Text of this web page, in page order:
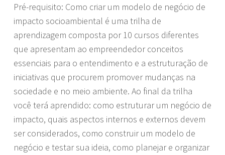
Pré-requisito: Como criar um modelo de negócio de
impacto socioambiental é uma trilha de
aprendizagem composta por 10 cursos diferentes
que apresentam ao empreendedor conceitos
essenciais para o entendimento e a estruturação de
iniciativas que procurem promover mudanças na
sociedade e no meio ambiente. Ao final da trilha
você terá aprendido: como estruturar um negócio de
impacto, quais aspectos internos e externos devem
ser considerados, como construir um modelo de
negócio e testar sua ideia, como planejar e organizar